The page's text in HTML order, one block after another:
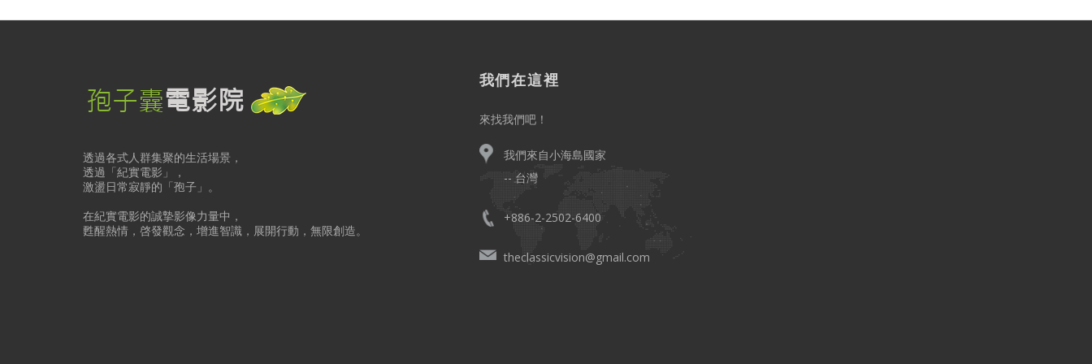
透過各式人群集聚的生活場景，
透過「紀實電影」，
激盪日常寂靜的「孢子」。
在紀實電影的誠摯影像力量中，
甦醒熱情，啓發觀念，增進智識，展開行動，無限創造。
我們在這裡
來找我們吧！
我們來自小海島國家
-- 台灣
+886-2-2502-6400
theclassicvision@gmail.com